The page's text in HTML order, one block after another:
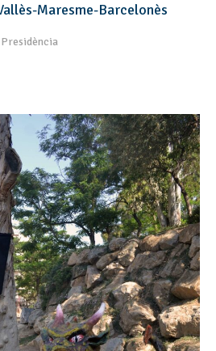
Maresme-Barcelonès
Presidència